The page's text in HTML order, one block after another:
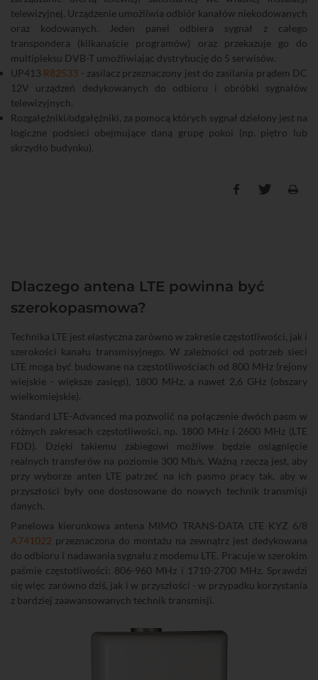
telewizyjnej. Urządzenie umożliwia odbiór kanałów niekodowanych
oraz kodowanych. Jeden panel odbiera sygnał z całego
transpondera (kilkanaście programów) oraz przekazuje go do
multipleksu DVB-T umożliwiając dystrybucję do 5 serwisów.
UP413 R82533 - zasilacz przeznaczony jest do zasilania prądem DC
12V urządzeń dedykowanych do odbioru i obróbki sygnałów
telewizyjnych.
Rozgałęźniki/odgałęźniki, za pomocą których sygnał dzielony jest na
logiczne podsieci obejmujące daną grupę pokoi (np. piętro lub
skrzydło budynku).
Dlaczego antena LTE powinna być
szerokopasmowa?
Technika LTE jest elastyczna zarówno w zakresie częstotliwości, jak i
szerokości kanału transmisyjnego. W zależności od potrzeb sieci
LTE mogą być budowane na częstotliwościach od 800 MHz (rejony
wiejskie - większe zasięgi), 1800 MHz, a nawet 2,6 GHz (obszary
wielkomiejskie).
Standard LTE-Advanced ma pozwolić na połączenie dwóch pasm w
różnych zakresach częstotliwości, np. 1800 MHz i 2600 MHz (LTE
FDD). Dzięki takiemu zabiegowi możliwe będzie osiągnięcie
realnych transferów na poziomie 300 Mb/s. Ważną rzeczą jest, aby
przy wyborze anten LTE patrzeć na ich pasmo pracy tak, aby w
przyszłości były one dostosowane do nowych technik transmisji
danych.
Panelowa kierunkowa antena MIMO TRANS-DATA LTE KYZ 6/8
A741022 przeznaczona do montażu na zewnątrz jest dedykowana
do odbioru i nadawania sygnału z modemu LTE. Pracuje w szerokim
paśmie częstotliwości: 806-960 MHz i 1710-2700 MHz. Sprawdzi
się więc zarówno dziś, jak i w przyszłości - w przypadku korzystania
z bardziej zaawansowanych technik transmisji.